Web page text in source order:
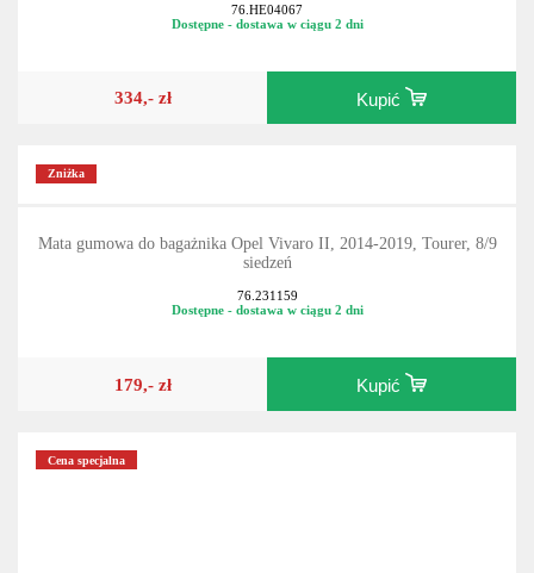
76.HE04067
Dostępne - dostawa w ciągu 2 dni
334,- zł Kupić
Zniżka
Mata gumowa do bagażnika Opel Vivaro II, 2014-2019, Tourer, 8/9
siedzeń
76.231159
Dostępne - dostawa w ciągu 2 dni
179,- zł Kupić
Cena specjalna